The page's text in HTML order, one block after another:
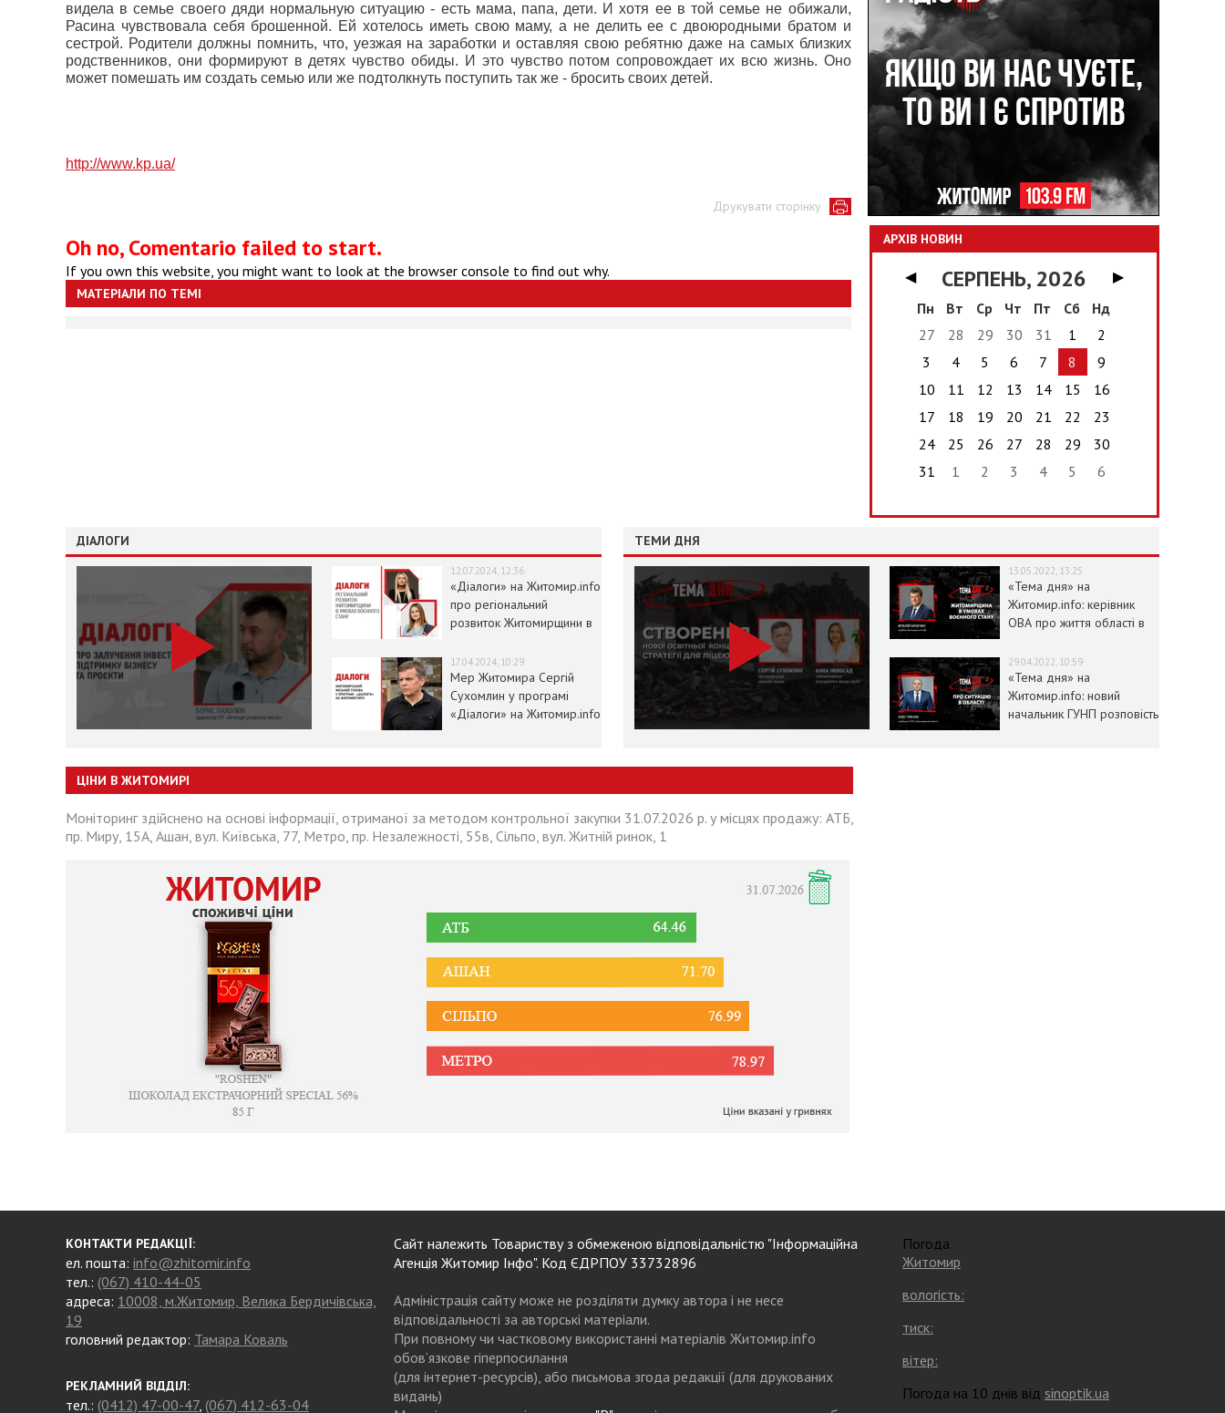
видела в семье своего дяди нормальную ситуацию - есть мама, папа, дети. И хотя ее в той семье не обижали,
Расина чувствовала себя брошенной. Ей хотелось иметь свою маму, а не делить ее с двоюродными братом и
сестрой. Родители должны помнить, что, уезжая на заработки и оставляя свою ребятню даже на самых близких
родственников, они формируют в детях чувство обиды. И это чувство потом сопровождает их всю жизнь. Оно
может помешать им создать семью или же подтолкнуть поступить так же - бросить своих детей.
http://www.kp.ua/
Друкувати сторінку
Oh no, Comentario failed to start.
If you own this website, you might want to look at the browser console to find out why.
МАТЕРІАЛИ ПО ТЕМІ
АРХІВ НОВИН
◀ СЕРПЕНЬ, 2026
▶
Пн
Вт Ср Чт Пт Сб
Нд
27
28 29 30 31 1
2
3
4 5 6 7 8
9
10
11 12 13 14 15
16
17
18 19 20 21 22
23
24
25 26 27 28 29
30
31
1 2 3 4 5 6
ДІАЛОГИ
12.07.2024, 12:36
«Діалоги» на Житомир.info
про регіональний
розвиток Житомирщини в
17.04.2024, 10:29
Мер Житомира Сергій
Сухомлин у програмі
«Діалоги» на Житомир.info
ТЕМИ ДНЯ
13.05.2022, 13:25
«Тема дня» на
Житомир.info: керівник
ОВА про життя області в
29.04.2022, 10:59
«Тема дня» на
Житомир.info: новий
начальник ГУНП розповість
ЦІНИ В ЖИТОМИРІ
Моніторинг здійснено на основі інформації, отриманої за методом контрольної закупки 31.07.2026 р. у місцях продажу: АТБ,
пр. Миру, 15А, Ашан, вул. Київська, 77, Метро, пр. Незалежності, 55в, Сільпо, вул. Житній ринок, 1
КОНТАКТИ РЕДАКЦІЇ:
ел. пошта: info@zhitomir.info
тел.: (067) 410-44-05
адреса: 10008, м.Житомир, Велика Бердичівська,
19
головний редактор: Тамара Коваль
РЕКЛАМНИЙ ВІДДІЛ:
тел.: (0412) 47-00-47, (067) 412-63-04
Сайт належить Товариству з обмеженою відповідальністю "Інформаційна
Агенція Житомир Інфо". Код ЄДРПОУ 33732896
Адміністрація сайту може не розділяти думку автора і не несе
відповідальності за авторські матеріали.
При повному чи частковому використанні матеріалів Житомир.info
обов’язкове гіперпосилання
(для інтернет-ресурсів), або письмова згода редакції (для друкованих
видань)
Погода
Житомир
вологість:
тиск:
вітер:
Погода на 10 днів від sinoptik.ua